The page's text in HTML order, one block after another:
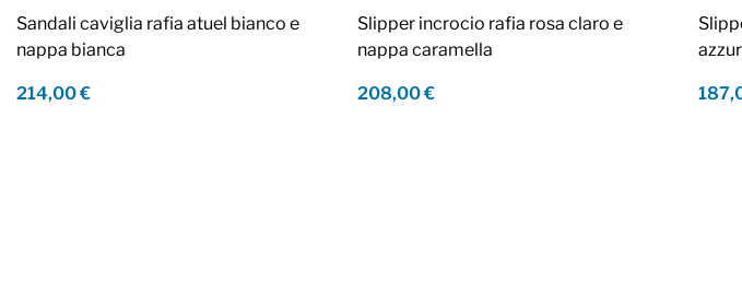
Sandali caviglia rafia atuel bianco e
nappa bianca
214,00 €
Slipper incrocio rafia rosa claro e
nappa caramella
208,00 €